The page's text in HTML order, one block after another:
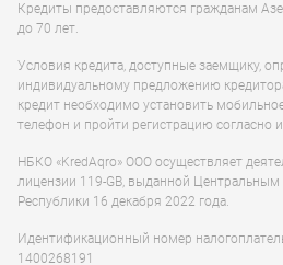
Кредиты предоставляются гражданам
до 70 лет.
Условия кредита, доступные заемщику,
индивидуальному предложению
кредит необходимо установить
телефон и пройти регистрацию согласно
НБКО «KredAqro» ООО осуществляет
лицензии 119-GB, выданной
Республики 16 декабря 2022 года.
Идентификационный номер
1400268191